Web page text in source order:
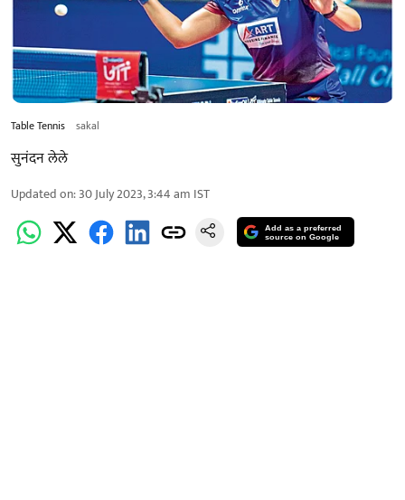
Table Tennis sakal
सुनंदन लेले
Updated on:30 July 2023, 3:44 am IST
Add as a preferred
source on Google